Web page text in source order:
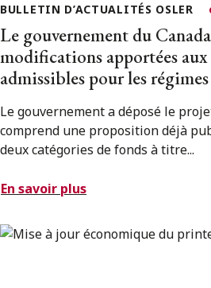
BULLETIN D’ACTUALITÉS OSLER
Le gouvernement du
modifications apportées
admissibles pour les
Le gouvernement a déposé le
comprend une proposition déjà
deux catégories de fonds à titre...
En savoir plus